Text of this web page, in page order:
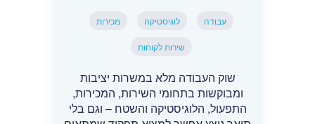
עבודה לוגיסטיקה מכירות
שירות לקוחות
שוק העבודה מלא במשרות יציבות
ומבוקשות בתחומי השירות, המכירות,
התפעול, הלוגיסטיקה והשטח – וגם בלי